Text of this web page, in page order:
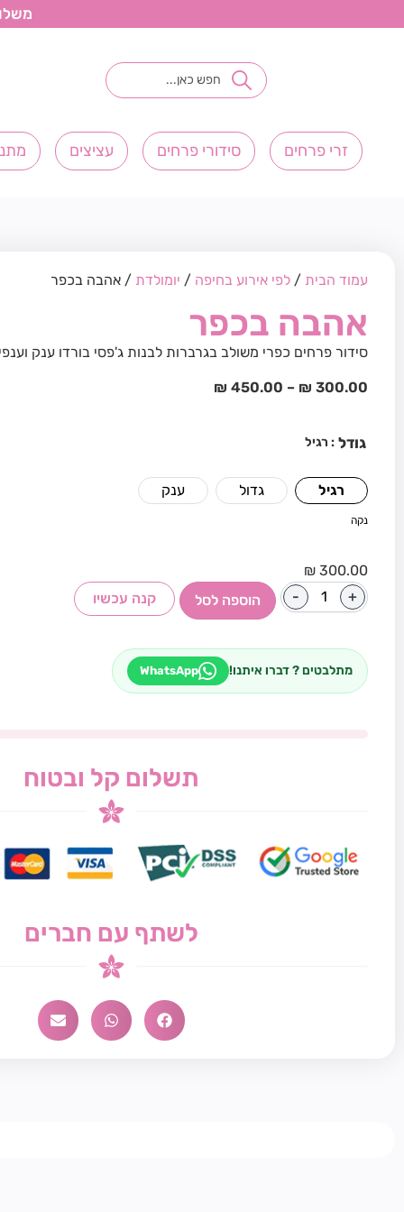
זרי פרחים סידורי פרחים עציצים
עמוד הבית / לפי אירוע בחיפה / יומולדת / אהבה בכפר
אהבה בכפר
סידור פרחים כפרי משולב בגרברות לבנות ג'פסי בורדו ענק
₪ 300.00
–
₪ 450.00
גודל : רגיל
רגיל גדול ענק
נקה
₪ 300.00
-
+ הוספה לסל קנה עכשיו
מתלבטים ? דברו איתנו! WhatsApp
תשלום קל ובטוח
לשתף עם חברים